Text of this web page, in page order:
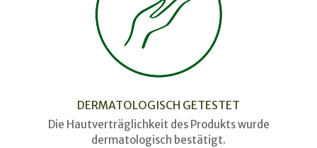
DERMATOLOGISCH GETESTET
Die Hautverträglichkeit des Produkts wurde
dermatologisch bestätigt.